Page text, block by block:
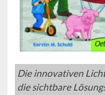
Die innovativen
die sichtbare